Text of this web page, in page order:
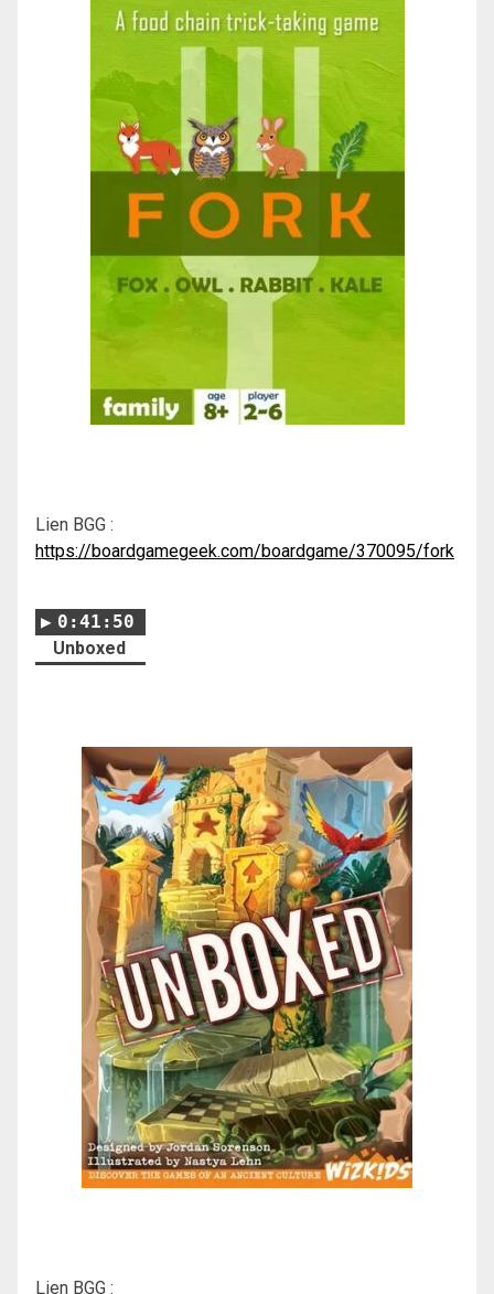
Lien BGG :
https://boardgamegeek.com/boardgame/370095/fork
0:41:50
Unboxed
Lien BGG :